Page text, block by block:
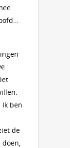
Ik ben
de
doen,